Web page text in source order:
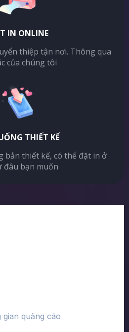
IN ONLINE
thiệp tận nơi. Thông qua
của chúng tôi
THIẾT KẾ
bản thiết kế, có thể đặt in ở
đâu bạn muốn